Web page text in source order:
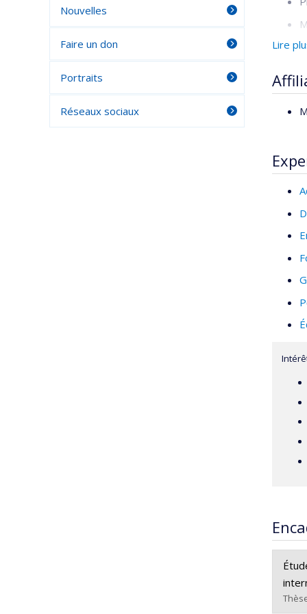
Lire
Nouvelles
Faire un don
Portraits
Réseaux sociaux